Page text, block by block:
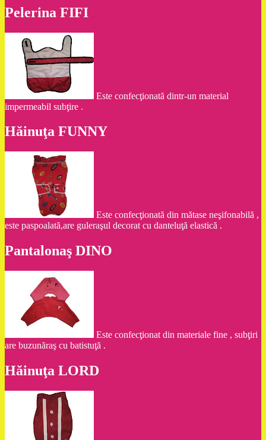
Pelerina FIFI
Este confecţionată dintr-un material
impermeabil subţire .
Hăinuţa FUNNY
Este confecţionată din mătase neşifonabilă ,
este paspoalată,are guleraşul decorat cu danteluţă elastică .
Pantalonaş DINO
Este confecţionat din materiale fine , subţiri
are buzunăraş cu batistuţă .
Hăinuţa LORD